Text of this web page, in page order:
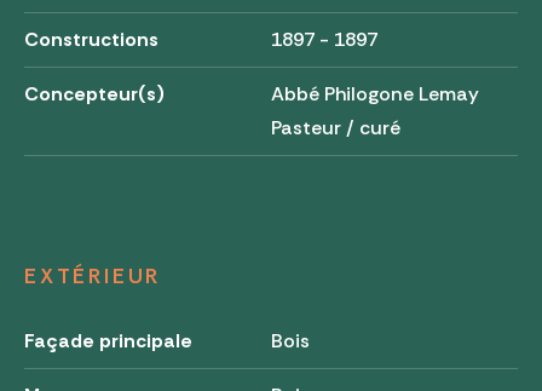
Constructions 1897 - 1897
Concepteur(s)
Abbé Philogone Lemay
Pasteur / curé
EXTÉRIEUR
Façade principale Bois